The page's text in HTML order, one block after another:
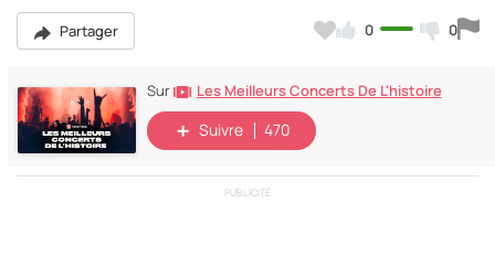
Partager 0 0
Sur Les Meilleurs Concerts De L'histoire
Suivre 470
PUBLICITÉ